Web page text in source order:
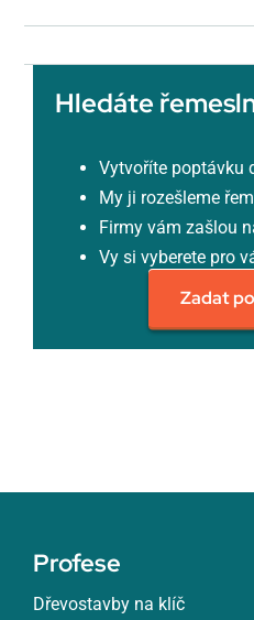
Hledáte
Vytvoříte poptávku
My ji rozešleme
Firmy vám zašlou
Vy si vyberete pro
Zadat
Profese
Dřevostavby na klíč